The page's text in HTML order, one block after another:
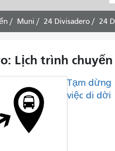
Muni 24 Divisadero 24
Lịch trình
Tạm dừng
việc di dời